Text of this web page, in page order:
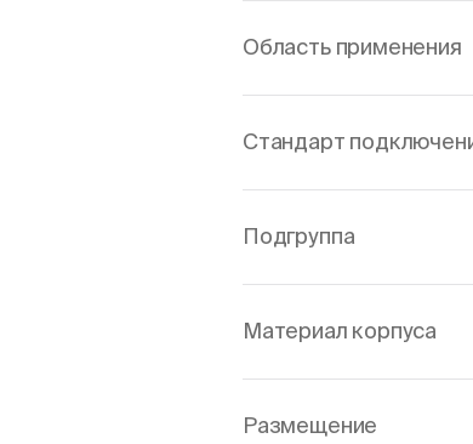
Область применения
Стандарт
Подгруппа
Материал корпуса
Размещение